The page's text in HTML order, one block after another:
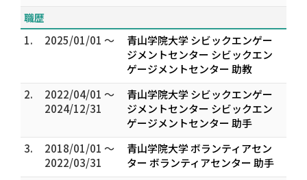
職歴
1.
2025/01/01 ～
青山学院大学 シビックエンゲー
ジメントセンター シビックエン
ゲージメントセンター 助教
2.
2022/04/01 ～
2024/12/31
青山学院大学 シビックエンゲー
ジメントセンター シビックエン
ゲージメントセンター 助手
3.
2018/01/01 ～
2022/03/31
青山学院大学 ボランティアセン
ター ボランティアセンター 助手